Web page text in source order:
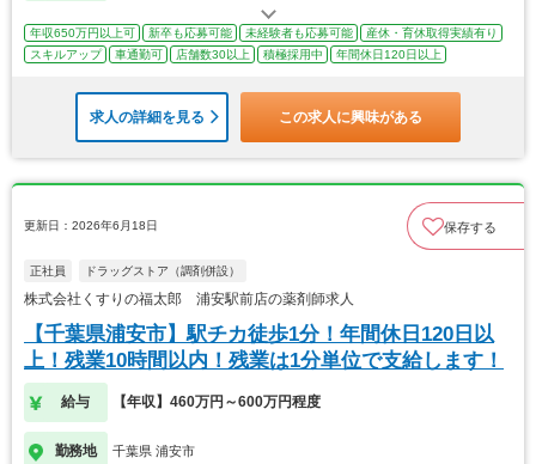
年収650万円以上可 新卒も応募可能 未経験者も応募可能
産休・育休取得実績有り
スキルアップ
車通勤可 店舗数30以上 積極採用中 年間休日120日以上
求人の詳細を見る この求人に興味がある
更新日：2026年6月18日 保存する
正社員 ドラッグストア（調剤併設）
株式会社くすりの福太郎 浦安駅前店の薬剤師求人
【千葉県浦安市】駅チカ徒歩1分！年間休日120日以
上！残業10時間以内！残業は1分単位で支給します！
給与 【年収】460万円～600万円程度
勤務地 千葉県 浦安市